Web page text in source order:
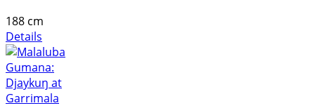
188 cm
Details